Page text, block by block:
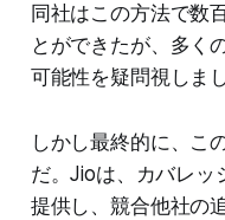
同社はこの方法で数
とができたが、多く
可能性を疑問視しまし
しかし最終的に、こ
だ。Jioは、カバレッ
提供し、競合他社の